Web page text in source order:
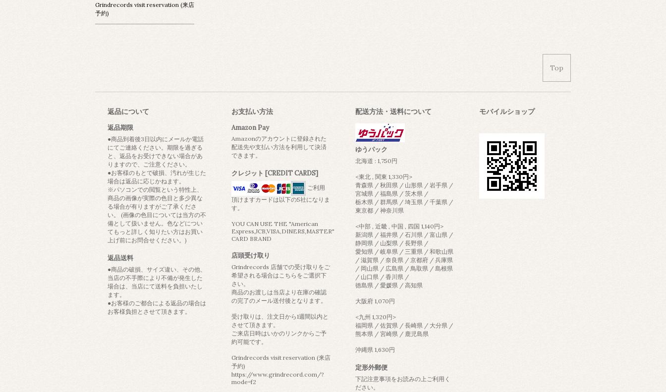
Grindrecords visit reservation (来店
予約)
Top
返品について
返品期限
●商品到着後3日以内にメールか電話
にてご連絡ください。期限を過ぎる
と、返品をお受けできない場合があ
りますので、ご注意ください。
●お客様のもとで破損、汚れが生じた
場合は返品に応じかねます。
※パソコンでの閲覧という特性上、
商品の画像が実際の色目と多少異な
る場合が有りますがご了承くださ
い。 (画像の色目については当方の不
備として扱いません。色などについ
てもっと詳しく知りたい方はお買い
上げ前にお問合せください。)
返品送料
●商品の破損、サイズ違い、その他、
当店の不手際により不備が発生した
場合は、当店にて送料を負担いたし
ます。
●お客様のご都合による返品の場合は
お客様負担とさせて頂きます。
お支払い方法
Amazon Pay
Amazonのアカウントに登録された
配送先や支払い方法を利用して決済
できます。
クレジット [CREDIT CARDS]
ご利用
頂けますカードは以下の5社になりま
す。
YOU CAN USE THE "American
Express,JCB,VISA,DINERS,MASTER"
CARD BRAND
店頭受け取り
Grindrecords 店舗での受け取りをご
希望される場合はこちらをご選択下
さい。
商品のお渡しは当店より在庫の確認
の完了のメール送付後となります。
受け取りは、注文日から1週間以内と
させて頂きます。
ご来店日時はいかのリンクからご予
約可能です。
Grindrecords visit reservation (来店
予約)
https://www.grindrecord.com/?
mode=f2
配送方法・送料について
ゆうパック
北海道 : 1,750円
<東北 , 関東 1,330円>
青森県 / 秋田県 / 山形県 / 岩手県 /
宮城県 / 福島県 / 茨木県 /
栃木県 / 群馬県 / 埼玉県 / 千葉県 /
東京都 / 神奈川県
<中部 , 近畿 , 中国 , 四国 1,140円>
新潟県 / 福井県 / 石川県 / 富山県 /
静岡県 / 山梨県 / 長野県 /
愛知県 / 岐阜県 / 三重県 / 和歌山県
/ 滋賀県 / 奈良県 / 京都府 / 兵庫県
/ 岡山県 / 広島県 / 鳥取県 / 島根県
/ 山口県 / 香川県 /
徳島県 / 愛媛県 / 高知県
大阪府 1,070円
<九州 1,320円>
福岡県 / 佐賀県 / 長崎県 / 大分県 /
熊本県 / 宮崎県 / 鹿児島県
沖縄県 1,630円
定形外郵便
下記注意事項をお読みの上ご利用く
ださい。
モバイルショップ